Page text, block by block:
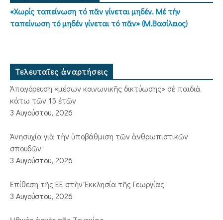
«Χωρίς ταπείνωση τό πᾶν γίνεται μηδέν. Μέ τήν
ταπείνωση τό μηδέν γίνεται τό πᾶν» (Μ.Βασίλειος)
Τελευταῖες ἀναρτήσεις
Ἀπαγόρευση «μέσων κοινωνικῆς δικτύωσης» σὲ παιδιὰ
κάτω τῶν 15 ἐτῶν
3 Αυγούστου, 2026
Ἀνησυχία γιὰ τὴν ὑποβάθμιση τῶν ἀνθρωπιστικῶν
σπουδῶν
3 Αυγούστου, 2026
Ἐπίθεση τῆς ΕΕ στὴν Ἐκκλησία τῆς Γεωργίας
3 Αυγούστου, 2026